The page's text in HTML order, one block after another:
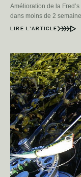
Amélioration de la
dans moins de 2
LIRE L’ARTICLE